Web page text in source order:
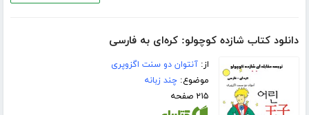
دانلود کتاب شازده کوچولو: کره‌ای به فارسی
از:آنتوان دو سنت اگزوپری
موضوع:چند زبانه
۲۱۵ صفحه